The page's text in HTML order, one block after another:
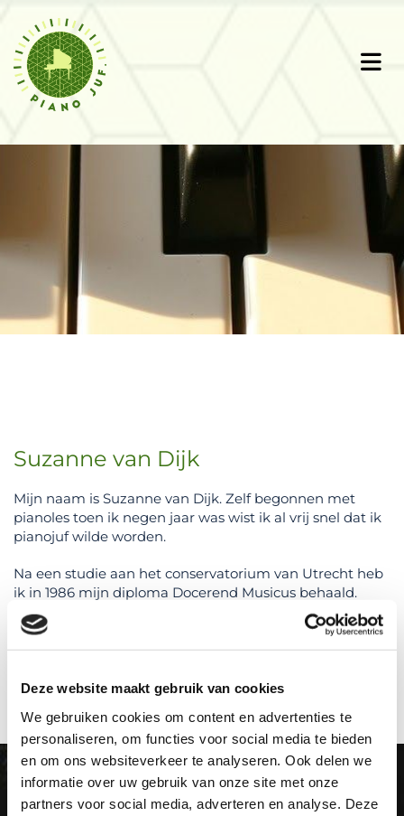
Deze website maakt gebruik van cookies
We gebruiken cookies om content en advertenties te
personaliseren, om functies voor social media te bieden
en om ons websiteverkeer te analyseren. Ook delen we
informatie over uw gebruik van onze site met onze
partners voor social media, adverteren en analyse. Deze
Suzanne van Dijk
Mijn naam is Suzanne van Dijk. Zelf begonnen met
pianoles toen ik negen jaar was wist ik al vrij snel dat ik
pianojuf wilde worden.
Na een studie aan het conservatorium van Utrecht heb
ik in 1986 mijn diploma Docerend Musicus behaald.
Sindsdien geef ik met veel plezier pianoles in mijn
praktijk in Eindhoven aan mensen van alle leeftijden.